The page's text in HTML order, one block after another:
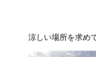
涼しい場所を求め